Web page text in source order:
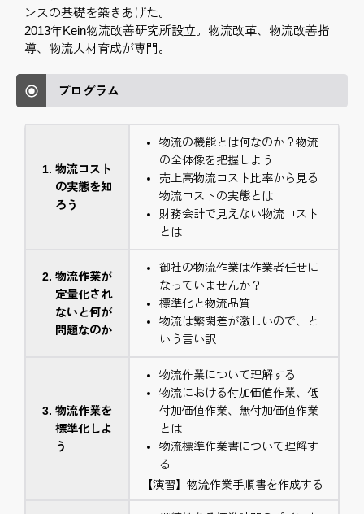
ンスの基礎を築きあげた。
2013年Kein物流改善研究所設立。物流改革、物流改善指
導、物流人材育成が専門。
プログラム
物流コスト
の実態を知
ろう
物流の機能とは何なのか？物流
の全体像を把握しよう
売上高物流コスト比率から見る
物流コストの実態とは
財務会計で見えない物流コスト
とは
物流作業が
定量化され
ないと何が
問題なのか
御社の物流作業は作業者任せに
なっていませんか？
標準化と物流品質
物流は繁閑差が激しいので、と
いう言い訳
物流作業を
標準化しよ
う
物流作業について理解する
物流における付加価値作業、低
付加価値作業、無付加価値作業
とは
物流標準作業書について理解す
る
【演習】物流作業手順書を作成する